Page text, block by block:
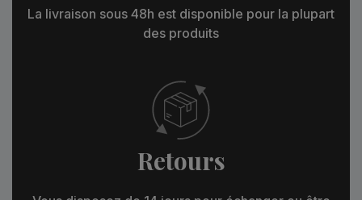
La livraison sous 48h est disponible pour la plupart
des produits
Retours